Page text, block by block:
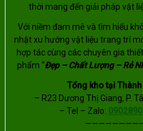
thời mang đến giải pháp vật
Với niềm đam mê và tìm hiểu
nhật xu hướng vật liệu trang trí
hợp tác cùng các chuyên gia
phẩm “Đẹp – Chất Lượng – Rẻ
Tổng kho tại
– R23 Dương Thị Giang, P.
– Tel – Zalo: